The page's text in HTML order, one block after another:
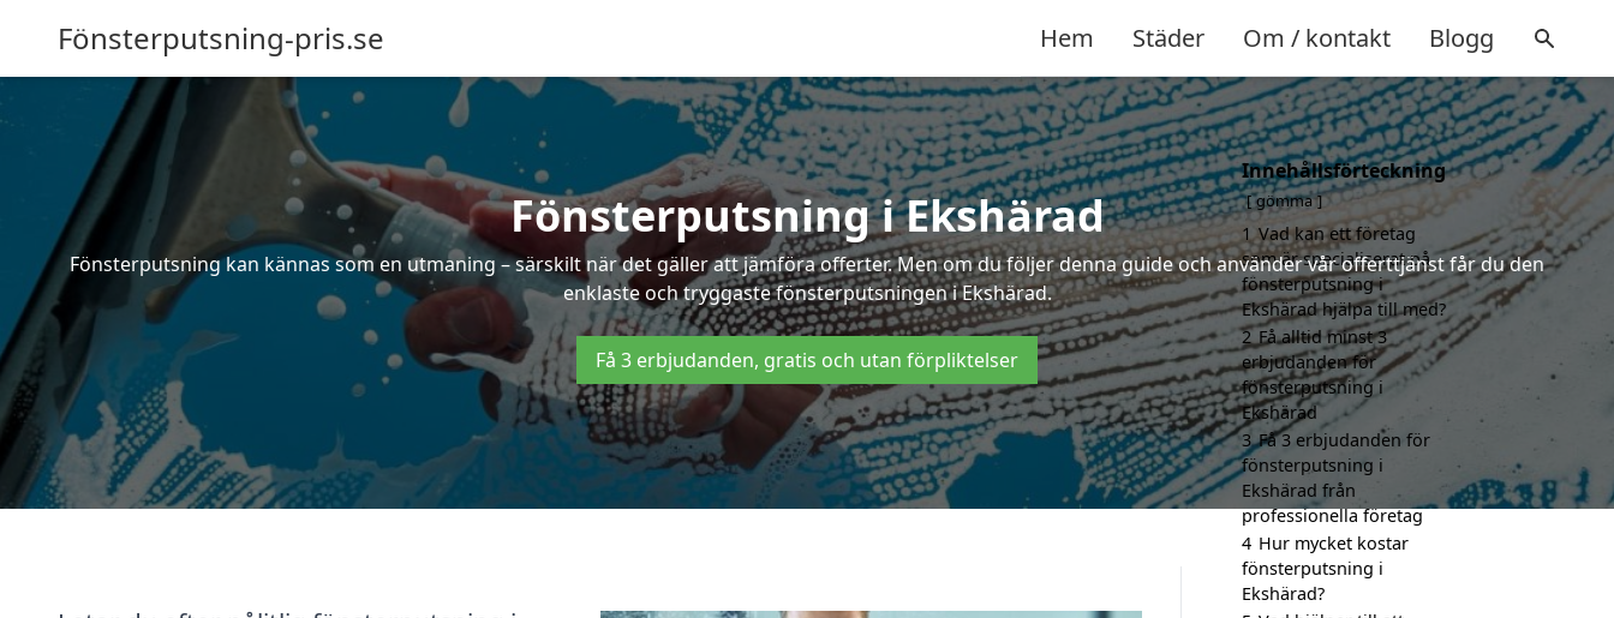
Fönsterputsning-pris.se Hem Städer Om / kontakt Blogg
Fönsterputsning i Ekshärad
Fönsterputsning kan kännas som en utmaning – särskilt när det gäller att jämföra offerter. Men om du följer denna guide och använder vår offerttjänst får du den
enklaste och tryggaste fönsterputsningen i Ekshärad.
Få 3 erbjudanden, gratis och utan förpliktelser
Innehållsförteckning
gömma
1 Vad kan ett företag
som är specialiserat på
fönsterputsning i
Ekshärad hjälpa till med?
2 Få alltid minst 3
erbjudanden för
fönsterputsning i
Ekshärad
3 Få 3 erbjudanden för
fönsterputsning i
Ekshärad från
professionella företag
4 Hur mycket kostar
fönsterputsning i
Ekshärad?